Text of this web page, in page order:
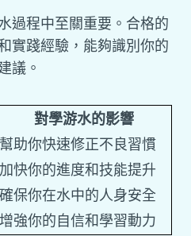
過程中至關重要。合格的
實踐經驗，能夠識別你的
議。
對學游水的影響
幫助你快速修正不良習慣
加快你的進度和技能提升
確保你在水中的人身安全
增強你的自信和學習動力